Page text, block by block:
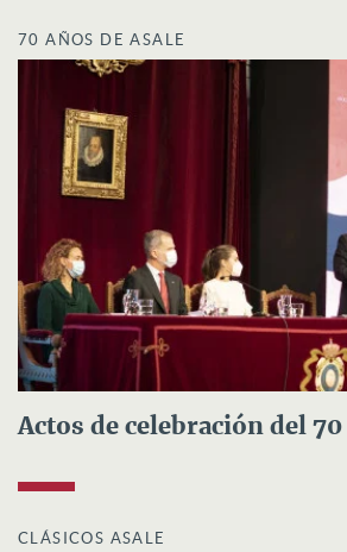
70 AÑOS DE ASALE
Actos de celebración del
CLÁSICOS ASALE